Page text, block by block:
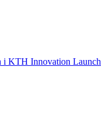
i KTH Innovation Launch